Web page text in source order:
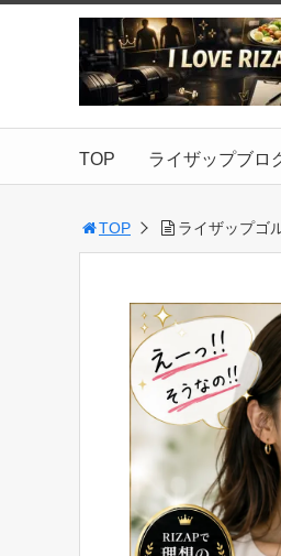
TOP ライザップブロ
TOP ライザップゴ